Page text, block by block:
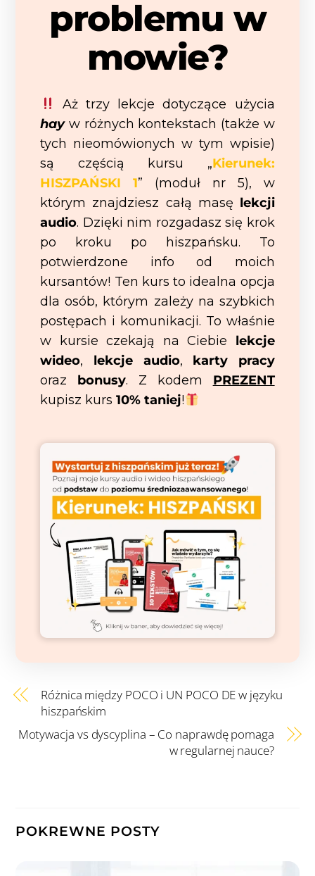
problemu w
mowie?
Aż trzy lekcje dotyczące użycia
hayw różnych kontekstach (także w
tych nieomówionych w tym wpisie)
są częścią kursu „Kierunek:
HISZPAŃSKI 1” (moduł nr 5), w
którym znajdziesz całą masę lekcji
audio. Dzięki nim rozgadasz się krok
po kroku po hiszpańsku. To
potwierdzone info od moich
kursantów! Ten kurs to idealna opcja
dla osób, którym zależy na szybkich
postępach i komunikacji. To właśnie
w kursie czekają na Ciebie lekcje
wideo, lekcje audio, karty pracy
oraz bonusy. Z kodem PREZENT
kupisz kurs10% taniej!
Różnica między POCO i UN POCO DE w języku
hiszpańskim
Motywacja vs dyscyplina – Co naprawdę pomaga
w regularnej nauce?
POKREWNE POSTY